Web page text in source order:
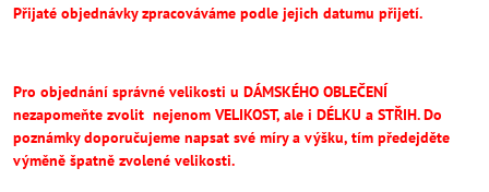
Přijaté objednávky zpracováváme podle jejich datumu přijetí.
Pro objednání správné velikosti u DÁMSKÉHO OBLEČENÍ
nezapomeňte zvolit nejenom VELIKOST, ale i DÉLKU a STŘIH.Do
poznámky doporučujeme napsat své míry a výšku, tím předejděte
výměně špatně zvolené velikosti.